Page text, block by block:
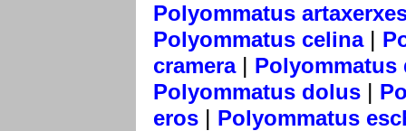
Polyommatus
Polyommatus celina|
cramera| Polyommatus
Polyommatus dolus |
eros | Polyommatus